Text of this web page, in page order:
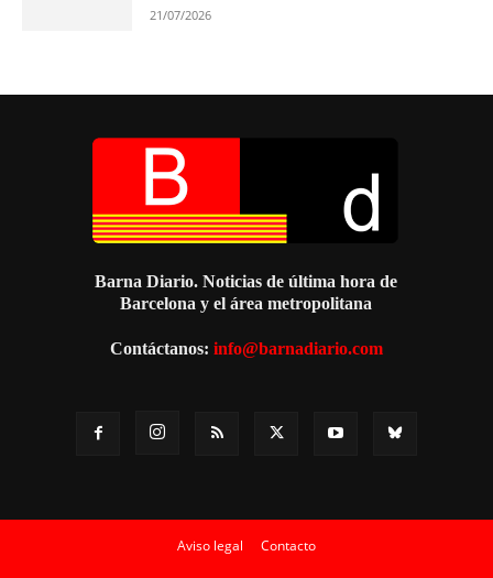
21/07/2026
Barna Diario. Noticias de última hora de
Barcelona y el área metropolitana
Contáctanos: info@barnadiario.com
Aviso legal Contacto